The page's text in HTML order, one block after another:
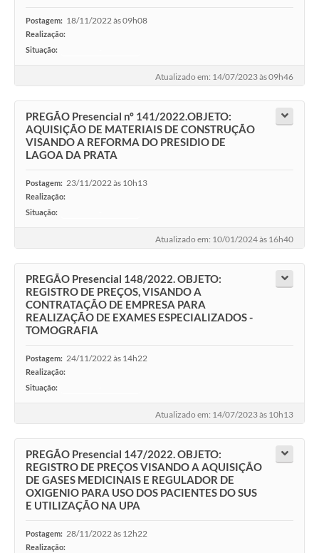
Postagem: 18/11/2022 às 09h08
Realização:
Situação:
Atualizado em: 14/07/2023 às 09h46
PREGÃO Presencial nº 141/2022.OBJETO:
AQUISIÇÃO DE MATERIAIS DE CONSTRUÇÃO
VISANDO A REFORMA DO PRESIDIO DE
LAGOA DA PRATA
Postagem: 23/11/2022 às 10h13
Realização:
Situação:
Atualizado em: 10/01/2024 às 16h40
PREGÃO Presencial 148/2022. OBJETO:
REGISTRO DE PREÇOS, VISANDO A
CONTRATAÇÃO DE EMPRESA PARA
REALIZAÇÃO DE EXAMES ESPECIALIZADOS -
TOMOGRAFIA
Postagem: 24/11/2022 às 14h22
Realização:
Situação:
Atualizado em: 14/07/2023 às 10h13
PREGÃO Presencial 147/2022. OBJETO:
REGISTRO DE PREÇOS VISANDO A AQUISIÇÃO
DE GASES MEDICINAIS E REGULADOR DE
OXIGENIO PARA USO DOS PACIENTES DO SUS
E UTILIZAÇÃO NA UPA
Postagem: 28/11/2022 às 12h22
Realização: